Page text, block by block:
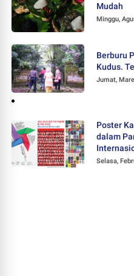
Mudah
Minggu,
Berburu
Kudus.
Jumat,
Poster
dalam
Selasa,